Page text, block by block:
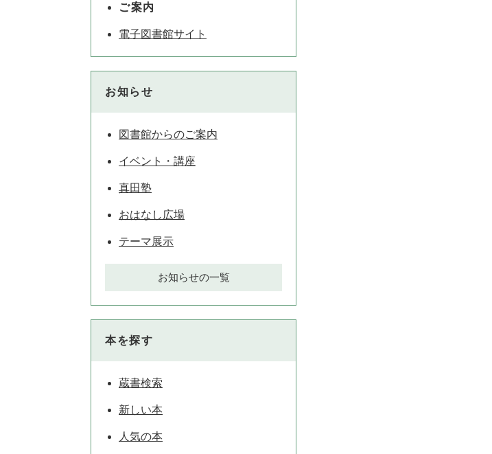
ご案内
電子図書館サイト
お知らせ
図書館からのご案内
イベント・講座
真田塾
おはなし広場
テーマ展示
お知らせの一覧
本を探す
蔵書検索
新しい本
人気の本